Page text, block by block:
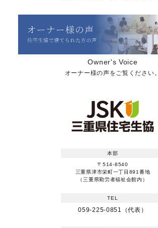
Owner's Voice
オーナー様の声をご覧ください。
本部
〒514-8540
三重県津市栄町一丁目891番地
（三重県勤労者福祉会館内）
TEL
059-225-0851（代表）